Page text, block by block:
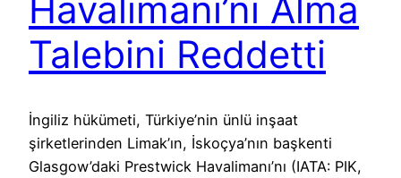
Havalimanı’nı Alma
Talebini Reddetti
İngiliz hükümeti, Türkiye’nin ünlü inşaat
şirketlerinden Limak’ın, İskoçya’nın başkenti
Glasgow’daki Prestwick Havalimanı’nı (IATA: PIK,